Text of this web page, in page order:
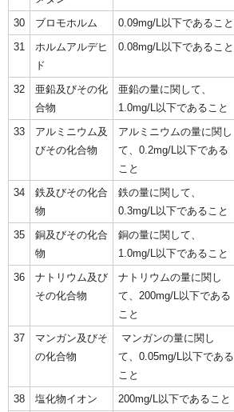
30 ブロモホルム 0.09mg/L以下であること
31
ホルムアルデヒ
ド
0.08mg/L以下であること
32
亜鉛及びその化
合物
亜鉛の量に関して、
1.0mg/L以下であること
33
アルミニウム及
びその化合物
アルミニウムの量に関し
て、0.2mg/L以下である
こと
34
鉄及びその化合
物
鉄の量に関して、
0.3mg/L以下であること
35
銅及びその化合
物
銅の量に関して、
1.0mg/L以下であること
36
ナトリウム及び
その化合物
ナトリウムの量に関し
て、200mg/L以下である
こと
37
マンガン及びそ
の化合物
マンガンの量に関し
て、0.05mg/L以下である
こと
38 塩化物イオン 200mg/L以下であること